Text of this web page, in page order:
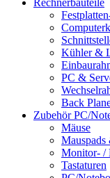
Rechnerbauteile
Kühler &
PC &
Back
Zubehör PC/
Mäuse
Mauspads
Monitor- /
Tastaturen